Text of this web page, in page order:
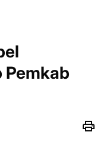
Pemkab